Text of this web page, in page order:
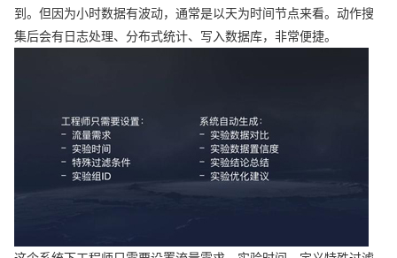
到。但因为小时数据有波动，通常是以天为时间节点来看。动作搜
集后会有日志处理、分布式统计、写入数据库，非常便捷。